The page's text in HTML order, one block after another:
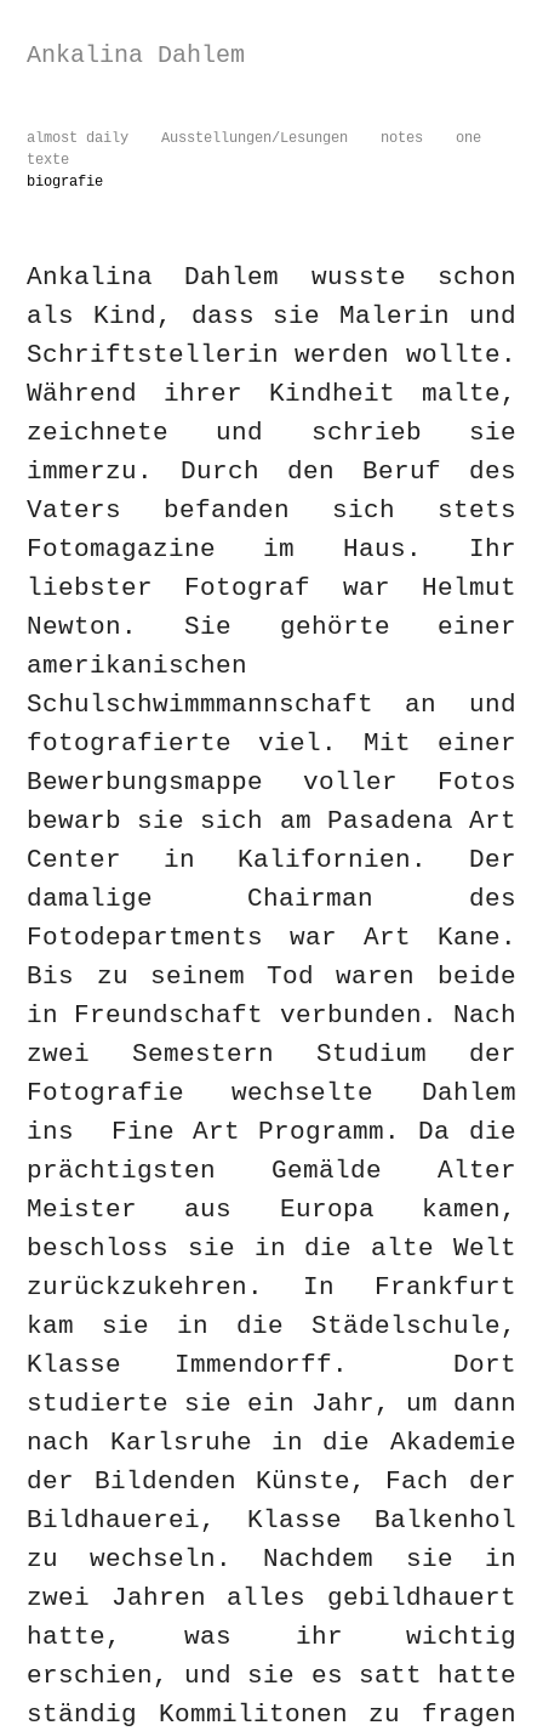
Ankalina Dahlem
almost daily Ausstellungen/Lesungen notes
one
texte
biografie
Ankalina Dahlem wusste schon
als Kind, dass sie Malerin und
Schriftstellerin werden wollte.
Während ihrer Kindheit malte,
zeichnete und schrieb sie
immerzu. Durch den Beruf des
Vaters befanden sich stets
Fotomagazine im Haus. Ihr
liebster Fotograf war Helmut
Newton. Sie gehörte einer
amerikanischen
Schulschwimmmannschaft an und
fotografierte viel. Mit einer
Bewerbungsmappe voller Fotos
bewarb sie sich am Pasadena Art
Center in Kalifornien. Der
damalige Chairman des
Fotodepartments war Art Kane.
Bis zu seinem Tod waren beide
in Freundschaft verbunden. Nach
zwei Semestern Studium der
Fotografie wechselte Dahlem
ins Fine Art Programm. Da die
prächtigsten Gemälde Alter
Meister aus Europa kamen,
beschloss sie in die alte Welt
zurückzukehren. In Frankfurt
kam sie in die Städelschule,
Klasse Immendorff. Dort
studierte sie ein Jahr, um dann
nach Karlsruhe in die Akademie
der Bildenden Künste, Fach der
Bildhauerei, Klasse Balkenhol
zu wechseln. Nachdem sie in
zwei Jahren alles gebildhauert
hatte, was ihr wichtig
erschien, und sie es satt hatte
ständig Kommilitonen zu fragen